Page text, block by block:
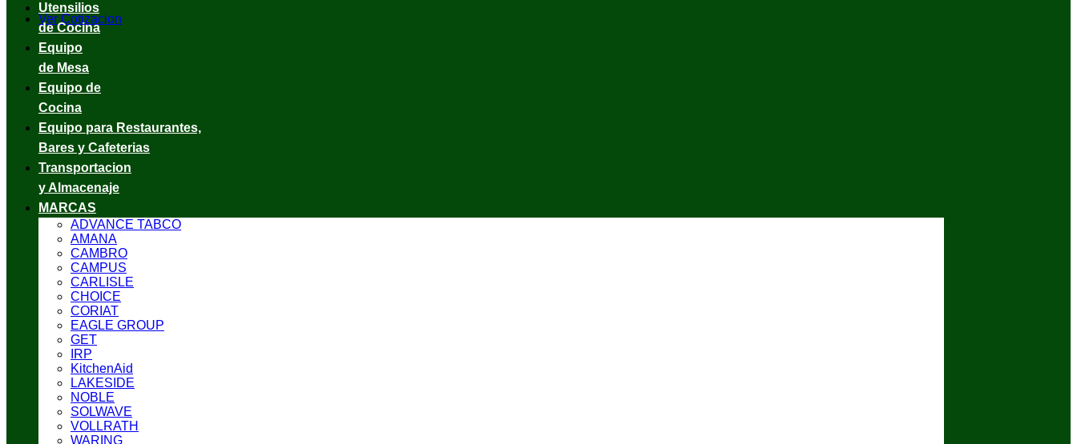
Ver Cotizacion
Utensilios
de Cocina
Equipo
de Mesa
Equipo de
Cocina
Equipo para Restaurantes,
Bares y Cafeterias
Transportacion
y Almacenaje
MARCAS
ADVANCE TABCO
AMANA
CAMBRO
CAMPUS
CARLISLE
CHOICE
CORIAT
EAGLE GROUP
GET
IRP
KitchenAid
LAKESIDE
NOBLE
SOLWAVE
VOLLRATH
WARING